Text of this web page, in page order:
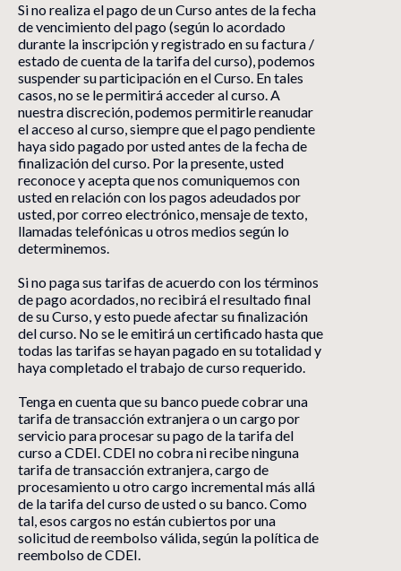
Si no realiza el pago de un Curso antes de la fecha
de vencimiento del pago (según lo acordado
durante la inscripción y registrado en su factura /
estado de cuenta de la tarifa del curso), podemos
suspender su participación en el Curso. En tales
casos, no se le permitirá acceder al curso. A
nuestra discreción, podemos permitirle reanudar
el acceso al curso, siempre que el pago pendiente
haya sido pagado por usted antes de la fecha de
finalización del curso. Por la presente, usted
reconoce y acepta que nos comuniquemos con
usted en relación con los pagos adeudados por
usted, por correo electrónico, mensaje de texto,
llamadas telefónicas u otros medios según lo
determinemos.
Si no paga sus tarifas de acuerdo con los términos
de pago acordados, no recibirá el resultado final
de su Curso, y esto puede afectar su finalización
del curso. No se le emitirá un certificado hasta que
todas las tarifas se hayan pagado en su totalidad y
haya completado el trabajo de curso requerido.
Tenga en cuenta que su banco puede cobrar una
tarifa de transacción extranjera o un cargo por
servicio para procesar su pago de la tarifa del
curso a CDEI. CDEI no cobra ni recibe ninguna
tarifa de transacción extranjera, cargo de
procesamiento u otro cargo incremental más allá
de la tarifa del curso de usted o su banco. Como
tal, esos cargos no están cubiertos por una
solicitud de reembolso válida, según la política de
reembolso de CDEI.